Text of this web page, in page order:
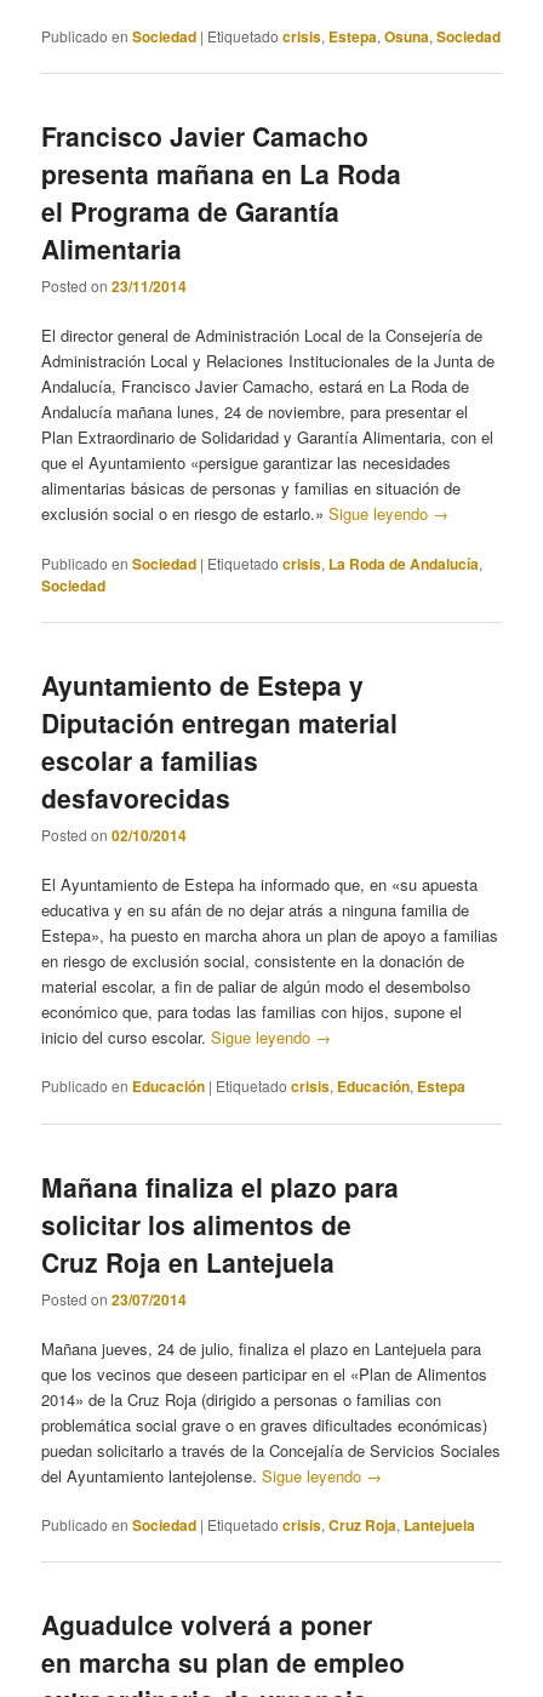
Publicado en Sociedad | Etiquetado crisis, Estepa,Osuna,Sociedad
Francisco Javier Camacho
presenta mañana en La Roda
el Programa de Garantía
Alimentaria
Posted on23/11/2014
El director general de Administración Local de la Consejería de
Administración Local y Relaciones Institucionales de la Junta de
Andalucía, Francisco Javier Camacho, estará en La Roda de
Andalucía mañana lunes, 24 de noviembre, para presentar el
Plan Extraordinario de Solidaridad y Garantía Alimentaria, con el
que el Ayuntamiento «persigue garantizar las necesidades
alimentarias básicas de personas y familias en situación de
exclusión social o en riesgo de estarlo.»Sigue leyendo →
Publicado en Sociedad | Etiquetado crisis, La Roda de Andalucía,
Sociedad
Ayuntamiento de Estepa y
Diputación entregan material
escolar a familias
desfavorecidas
Posted on02/10/2014
El Ayuntamiento de Estepa ha informado que, en «su apuesta
educativa y en su afán de no dejar atrás a ninguna familia de
Estepa», ha puesto en marcha ahora un plan de apoyo a familias
en riesgo de exclusión social, consistente en la donación de
material escolar, a fin de paliar de algún modo el desembolso
económico que, para todas las familias con hijos, supone el
inicio del curso escolar.Sigue leyendo →
Publicado en Educación | Etiquetado crisis, Educación, Estepa
Mañana finaliza el plazo para
solicitar los alimentos de
Cruz Roja en Lantejuela
Posted on23/07/2014
Mañana jueves, 24 de julio, finaliza el plazo en Lantejuela para
que los vecinos que deseen participar en el «Plan de Alimentos
2014» de la Cruz Roja (dirigido a personas o familias con
problemática social grave o en graves dificultades económicas)
puedan solicitarlo a través de la Concejalía de Servicios Sociales
del Ayuntamiento lantejolense.Sigue leyendo →
Publicado en Sociedad | Etiquetado crisis,Cruz Roja, Lantejuela
Aguadulce volverá a poner
en marcha su plan de empleo